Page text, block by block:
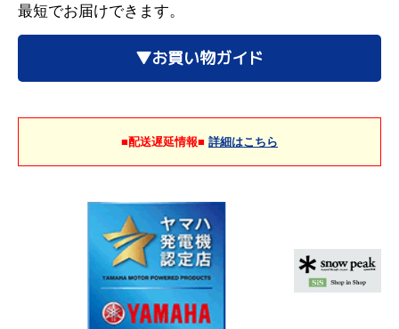
最短でお届けできます。
▼お買い物ガイド
■配送遅延情報■ 詳細はこちら